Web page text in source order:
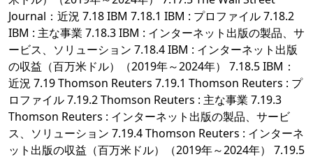
Journal：近況 7.18 IBM 7.18.1 IBM : プロファイル 7.18.2
IBM : 主な事業 7.18.3 IBM : インターネット出版の製品、サ
ービス、ソリューション 7.18.4 IBM : インターネット出版
の収益（百万米ドル）（2019年～2024年） 7.18.5 IBM：
近況 7.19 Thomson Reuters 7.19.1 Thomson Reuters : プ
ロファイル 7.19.2 Thomson Reuters : 主な事業 7.19.3
Thomson Reuters : インターネット出版の製品、サービ
ス、ソリューション 7.19.4 Thomson Reuters : インターネ
ット出版の収益（百万米ドル）（2019年～2024年） 7.19.5